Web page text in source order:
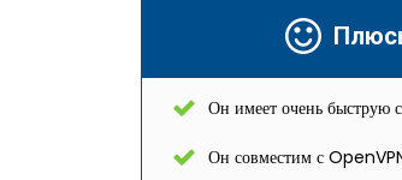
Он имеет очень быструю
Он совместим с